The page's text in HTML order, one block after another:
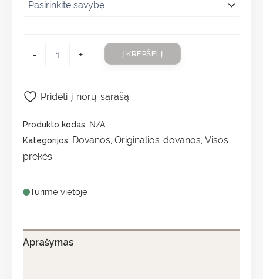
- + Į KREPŠELĮ
Produkto kodas: N/A
Kategorijos: Dovanos, Originalios dovanos, Visos
prekės
Turime vietoje
Pridėti į norų sąrašą
Aprašymas